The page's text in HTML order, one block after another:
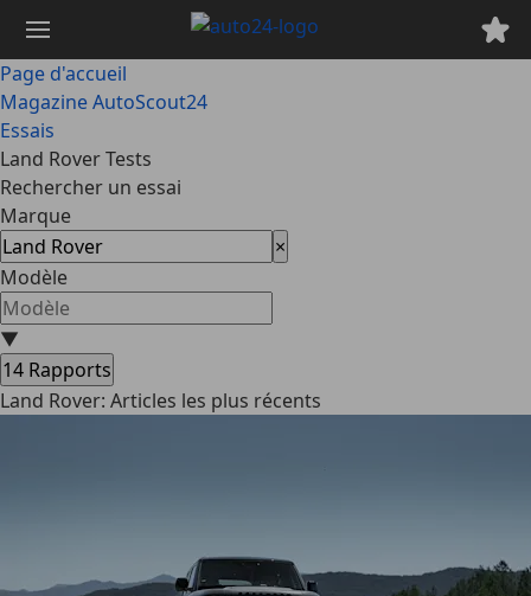
contenu
principal
Page d'accueil
Magazine AutoScout24
Essais
Land Rover Tests
Rechercher un essai
Marque
×
Modèle
▼
14 Rapports
Land Rover: Articles les plus récents